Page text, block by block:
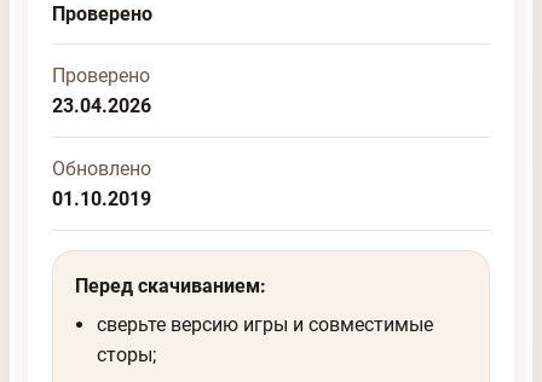
Проверено
Проверено
23.04.2026
Обновлено
01.10.2019
Перед скачиванием:
сверьте версию игры и совместимые
сторы;